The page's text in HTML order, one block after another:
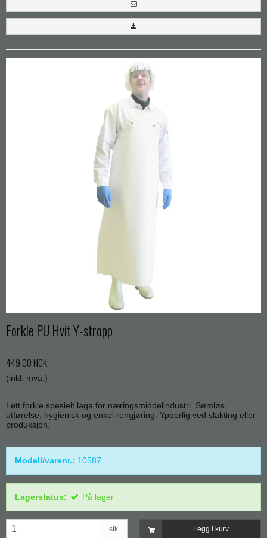
Forkle PU Hvit Y-stropp
449,00 NOK
(inkl. mva.)
Lett forkle spesielt laga for næringsmiddelindustri. Sømløs
utførelse, hygienisk og enkel rengjøring. Ypperlig ved slakting eller
produksjon.
Modell/varenr.: 10587
Lagerstatus: På lager
stk. Legg i kurv